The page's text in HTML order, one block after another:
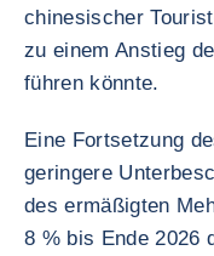
chinesischer
zu einem Anstieg
führen könnte.
Eine Fortsetzung
geringere
des ermäßigten
8 % bis Ende 2026